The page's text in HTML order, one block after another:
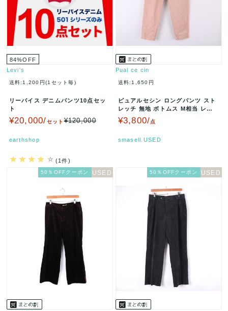
84%OFF
Levi's
送料:1,200円(1セット毎)
リーバイス デニムパンツ10点セッ
ト
¥20,000/セット¥120,000
earthshop
(1件)
Pual ce cin
送料:1,650円
ピュアルセシン ロングパンツ スト
レッチ 無地 ボトムス M相当 レデ
ィース フリーサイズ ピンク…
¥3,800/点
smasell.USED
50％OFFクーポン 50％OFFクーポン